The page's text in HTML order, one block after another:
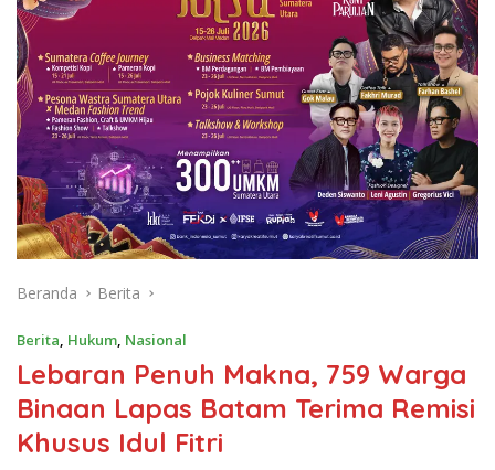
Beranda Berita
Berita, Hukum, Nasional
Lebaran Penuh Makna, 759 Warga
Binaan Lapas Batam Terima Remisi
Khusus Idul Fitri